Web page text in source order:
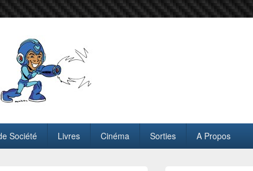
Société Livres Cinéma Sorties A Propos